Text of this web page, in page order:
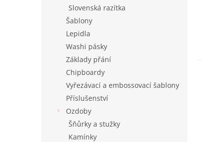
Slovenská razítka
Šablony
Lepidla
Washi pásky
Základy přání
Chipboardy
Vyřezávací a embossovací šablony
Příslušenství
Ozdoby
Šňůrky a stužky
Kamínky